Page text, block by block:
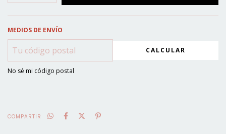
MEDIOS DE ENVÍO
CALCULAR
No sé mi código postal
COMPARTIR